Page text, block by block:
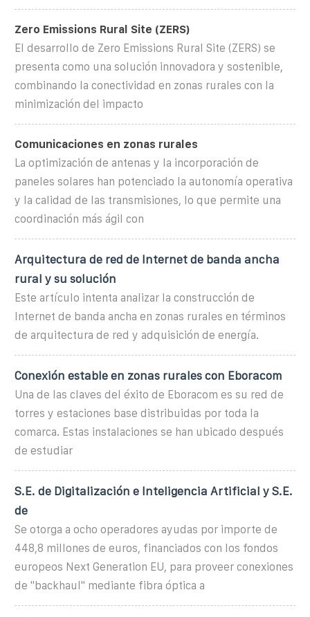
Zero Emissions Rural Site (ZERS)
El desarrollo de Zero Emissions Rural Site (ZERS) se
presenta como una solución innovadora y sostenible,
combinando la conectividad en zonas rurales con la
minimización del impacto
Comunicaciones en zonas rurales
La optimización de antenas y la incorporación de
paneles solares han potenciado la autonomía operativa
y la calidad de las transmisiones, lo que permite una
coordinación más ágil con
Arquitectura de red de Internet de banda ancha
rural y su solución
Este artículo intenta analizar la construcción de
Internet de banda ancha en zonas rurales en términos
de arquitectura de red y adquisición de energía.
Conexión estable en zonas rurales con Eboracom
Una de las claves del éxito de Eboracom es su red de
torres y estaciones base distribuidas por toda la
comarca. Estas instalaciones se han ubicado después
de estudiar
S.E. de Digitalización e Inteligencia Artificial y S.E.
de
Se otorga a ocho operadores ayudas por importe de
448,8 millones de euros, financiados con los fondos
europeos Next Generation EU, para proveer conexiones
de ''backhaul'' mediante fibra óptica a